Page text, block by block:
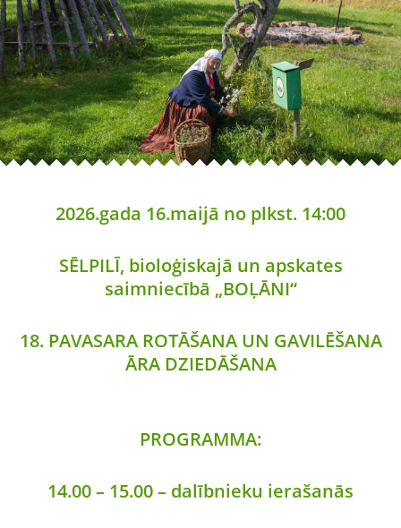
2026.gada 16.maijā no plkst. 14:00
SĒLPILĪ, bioloģiskajā un apskates
saimniecībā „BOĻĀNI“
18. PAVASARA ROTĀŠANA UN GAVILĒŠANA
ĀRA DZIEDĀŠANA
PROGRAMMA:
14.00 – 15.00 – dalībnieku ierašanās